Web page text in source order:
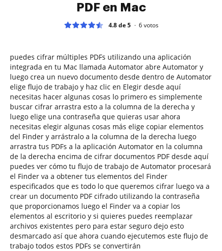
PDF en Mac
4.8 de 5 6votos
puedes cifrar múltiples PDFs utilizando una aplicación
integrada en tu Mac llamada Automator abre Automator y
luego crea un nuevo documento desde dentro de Automator
elige flujo de trabajo y haz clic en Elegir desde aquí
necesitas hacer algunas cosas lo primero es simplemente
buscar cifrar arrastra esto a la columna de la derecha y
luego elige una contraseña que quieras usar ahora
necesitas elegir algunas cosas más elige copiar elementos
del Finder y arrástralo a la columna de la derecha luego
arrastra tus PDFs a la aplicación Automator en la columna
de la derecha encima de cifrar documentos PDF desde aquí
puedes ver cómo tu flujo de trabajo de Automator procesará
el Finder va a obtener tus elementos del Finder
especificados que es todo lo que queremos cifrar luego va a
crear un documento PDF cifrado utilizando la contraseña
que proporcionamos luego el Finder va a copiar los
elementos al escritorio y si quieres puedes reemplazar
archivos existentes pero para estar seguro dejo esto
desmarcado así que ahora cuando ejecutemos este flujo de
trabajo todos estos PDFs se convertirán